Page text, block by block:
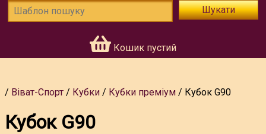
Шукати
Кошик пустий
Віват-Спорт Кубки Кубки преміум Кубок G90
Кубок G90